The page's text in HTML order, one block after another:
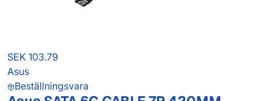
SEK 103.79
Asus
Beställningsvara